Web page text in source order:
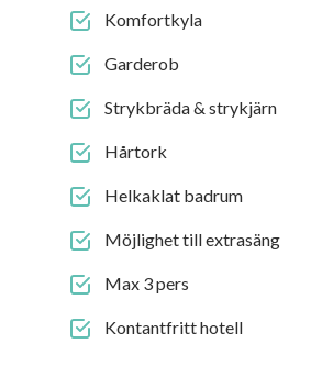
Komfortkyla
Garderob
Strykbräda & strykjärn
Hårtork
Helkaklat badrum
Möjlighet till extrasäng
Max 3 pers
Kontantfritt hotell